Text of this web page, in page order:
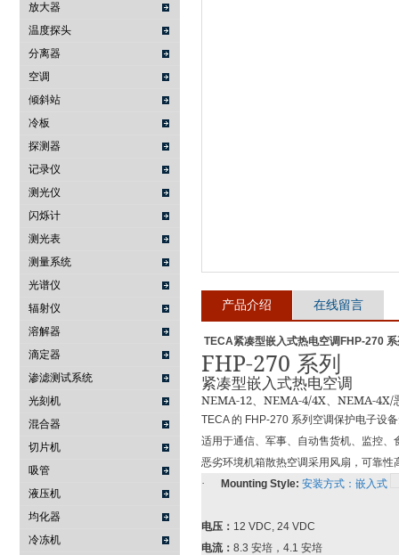
武汉提沃克科技有限公司
放大器
温度探头
分离器
空调
倾斜站
冷板
探测器
记录仪
测光仪
闪烁计
测光表
测量系统
光谱仪
辐射仪
溶解器
滴定器
渗滤测试系统
光刻机
混合器
切片机
吸管
液压机
均化器
冷冻机
产品介绍 在线留言
TECA紧凑型嵌入式热电空调FHP-270
FHP-270 系列
紧凑型嵌入式热电空调
NEMA-12、 NEMA-4/4X、 NEMA-4X/
TECA的 FHP-270 系列空调保护电子设
适用于通信、军事、自动售货机、监控、
恶劣环境机箱散热空调采用风扇，可靠
· Mounting Style: 安装方式：嵌入式
电压： 12 VDC, 24 VDC
电流： 8.3 安培， 4.1 安培